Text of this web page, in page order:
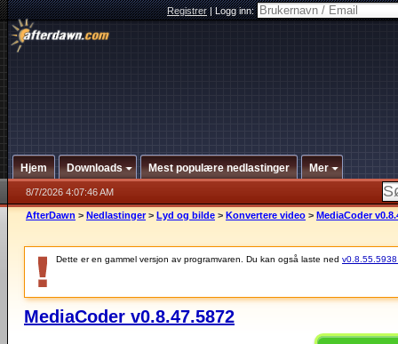
Registrer|Logg inn:
Hjem Downloads Mest populære nedlastinger Mer
8/7/2026 4:07:46 AM
AfterDawn > Nedlastinger > Lyd og bilde > Konvertere video > MediaCoder
Dette er en gammel versjon av programvaren. Du kan også laste ned v0.8.55.5938
MediaCoder v0.8.47.5872